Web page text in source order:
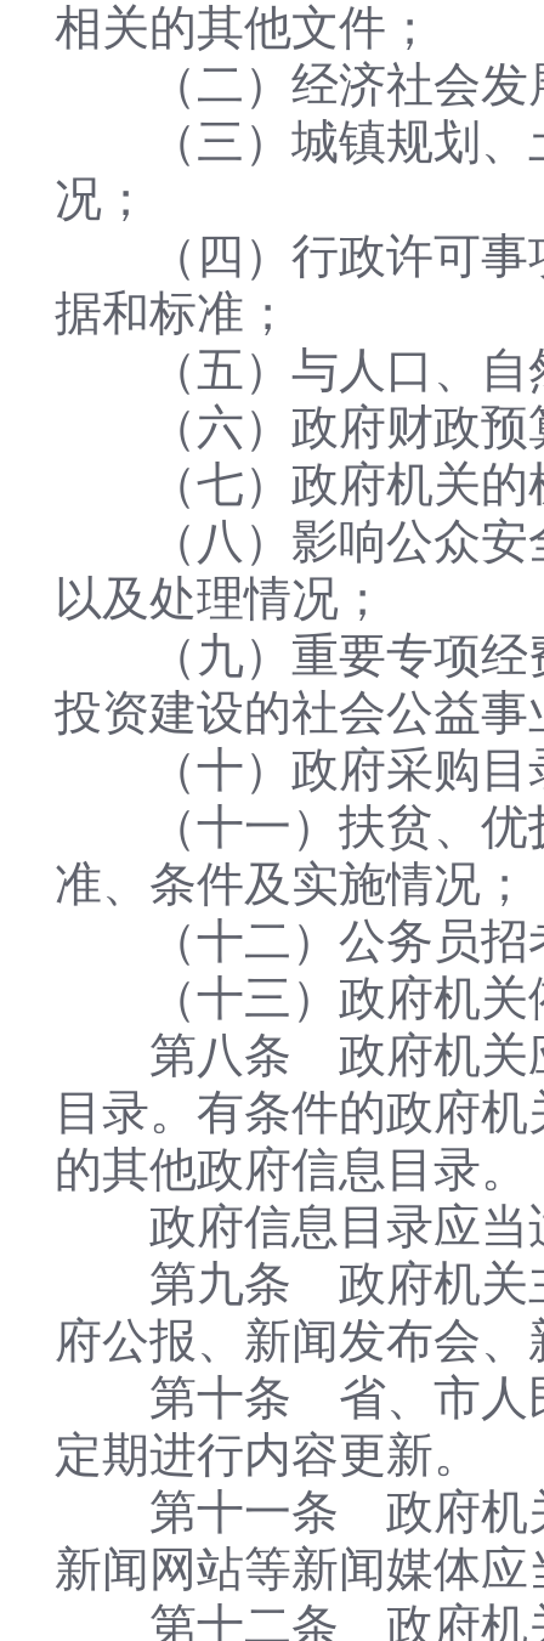
相关的其他文件；
（二）经济社会发
（三）城镇规划、
况；
（四）行政许可事
据和标准；
（五）与人口、自
（六）政府财政预
（七）政府机关的
（八）影响公众安
以及处理情况；
（九）重要专项经
投资建设的社会公益
（十）政府采购目
（十一）扶贫、优
准、条件及实施情况；
（十二）公务员招
（十三）政府机关
第八条 政府机关应
目录。有条件的政府
的其他政府信息目录。
政府信息目录应当
第九条 政府机关主
府公报、新闻发布会
第十条 省、市人民
定期进行内容更新。
第十一条 政府机关
新闻网站等新闻媒体
第十二条 政府机关